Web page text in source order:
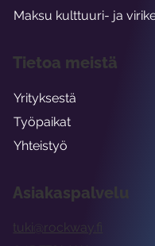
Asiakaspalvelu
tuki@rockway.fi
Maksu kulttuuri- ja
Tietoa meistä
Yrityksestä
Työpaikat
Yhteistyö